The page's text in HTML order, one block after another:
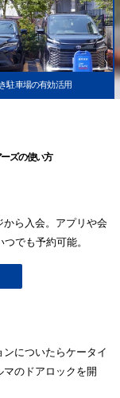
駐車場の有効活用
ズの使い方
から入会。アプリや会
でも予約可能。
についたらケータイ
のドアロックを開